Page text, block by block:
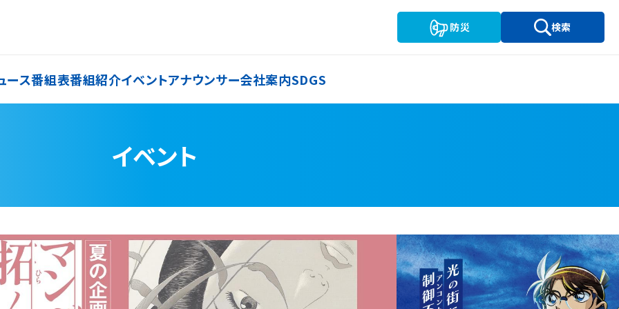
防災 検索
ース番組表番組紹介イベントアナウンサー会社案内SDGS
イベント